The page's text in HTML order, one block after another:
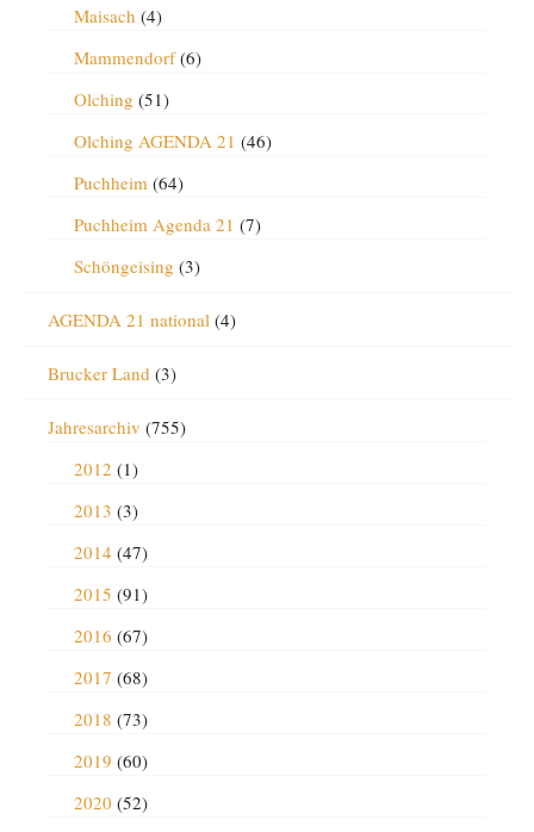
Maisach (4)
Mammendorf(6)
Olching (51)
Olching AGENDA 21 (46)
Puchheim(64)
Puchheim Agenda 21 (7)
Schöngeising (3)
AGENDA 21 national(4)
Brucker Land (3)
Jahresarchiv (755)
2012 (1)
2013 (3)
2014 (47)
2015 (91)
2016 (67)
2017 (68)
2018 (73)
2019 (60)
2020 (52)